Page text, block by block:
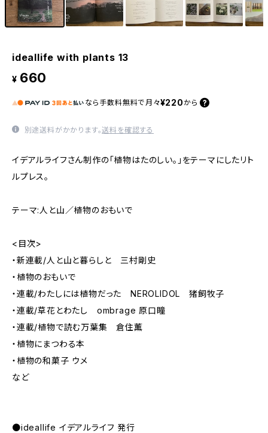
ideallife with plants 13
¥ 660
なら 手数料無料で 月々¥220 から
別途送料がかかります。送料を確認する
イデアルライフさん制作の「植物はたのしい。」をテーマにしたリト
ルプレス。
テーマ:人と山／植物のおもいで
<目次>
・新連載/人と山と暮らしと 三村剛史
・植物のおもいで
・連載/わたしには植物だった NEROLIDOL 猪飼牧子
・連載/草花とわたし ombrage 原口瞳
・連載/植物で読む万葉集 倉住薫
・植物にまつわる本
・植物の和菓子 ウメ
など
●ideallife イデアルライフ 発行